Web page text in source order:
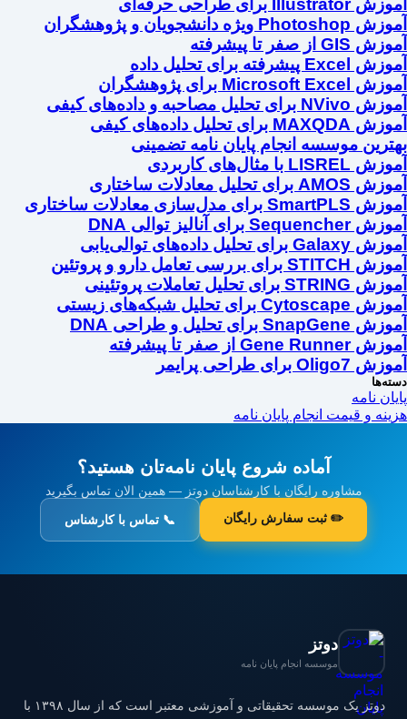
آموزش Illustrator برای طراحی حرفه‌ای
آموزش Photoshop ویژه دانشجویان و پژوهشگران
آموزش GIS از صفر تا پیشرفته
آموزش Excel پیشرفته برای تحلیل داده
آموزش Microsoft Excel برای پژوهشگران
آموزش NVivo برای تحلیل مصاحبه و داده‌های کیفی
آموزش MAXQDA برای تحلیل داده‌های کیفی
بهترین موسسه انجام پایان نامه تضمینی
آموزش LISREL با مثال‌های کاربردی
آموزش AMOS برای تحلیل معادلات ساختاری
آموزش SmartPLS برای مدل‌سازی معادلات ساختاری
آموزش Sequencher برای آنالیز توالی DNA
آموزش Galaxy برای تحلیل داده‌های توالی‌یابی
آموزش STITCH برای بررسی تعامل دارو و پروتئین
آموزش STRING برای تحلیل تعاملات پروتئینی
آموزش Cytoscape برای تحلیل شبکه‌های زیستی
آموزش SnapGene برای تحلیل و طراحی DNA
آموزش Gene Runner از صفر تا پیشرفته
آموزش Oligo7 برای طراحی پرایمر
دسته‌ها
پایان نامه
هزینه و قیمت انجام پایان نامه
آماده شروع پایان نامه‌تان هستید؟
مشاوره رایگان با کارشناسان دوتز — همین الان تماس بگیرید
✏️ ثبت سفارش رایگان 📞 تماس با کارشناس
دوتز
موسسه انجام پایان نامه
دوتز یک موسسه تحقیقاتی و آموزشی معتبر است که از سال ۱۳۹۸ با